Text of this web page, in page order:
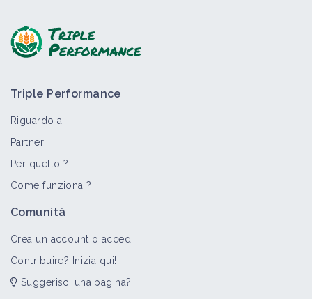
Triple Performance
Riguardo a
Partner
Per quello ?
Come funziona ?
Comunità
Crea un account o accedi
Contribuire? Inizia qui!
Suggerisci una pagina?